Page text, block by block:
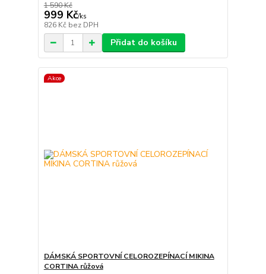
1 590 Kč
999 Kč/ks
826 Kč bez DPH
Přidat do košíku
Akce
DÁMSKÁ SPORTOVNÍ CELOROZEPÍNACÍ MIKINA
CORTINA růžová